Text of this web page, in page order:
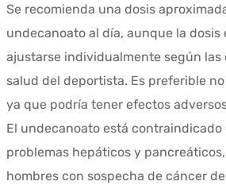
Se recomienda una dosis
undecanoato al día, aunque la dosis
ajustarse individualmente según
salud del deportista. Es preferible
ya que podría tener efectos
El undecanoato está contraindicado
problemas hepáticos y
hombres con sospecha de cáncer